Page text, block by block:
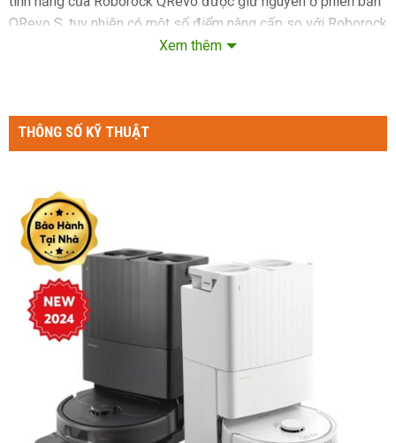
QRevo S, tuy nhiên có một số điểm nâng cấp so với Roborock
Dẻ lau có thể nâng lên 10mm
Đáp ứng trọn vẹn nhu cầu làm sạch của gia đình bạn, robot
với phân khúc giá “dễ tiếp cận”. Nếu bạn đang tận hưởng một
không gian sống hiện đại, ngại gì chưa sở hữu ngay Roborock
Qrevo S.
Xem thêm
THÔNG SỐ KỸ THUẬT